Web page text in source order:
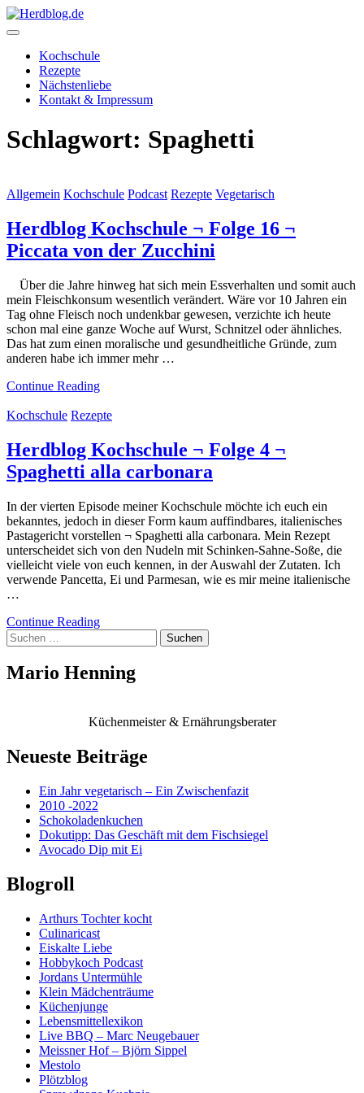
Skip
to
Herdblog.de
Kochschule
Rezepte
Nächstenliebe
Kontakt & Impressum
Schlagwort: Spaghetti
Allgemein Kochschule Podcast Rezepte Vegetarisch
Herdblog Kochschule ¬ Folge 16 ¬
Piccata von der Zucchini
Über die Jahre hinweg hat sich mein Essverhalten und somit auch
mein Fleischkonsum wesentlich verändert. Wäre vor 10 Jahren ein
Tag ohne Fleisch noch undenkbar gewesen, verzichte ich heute
schon mal eine ganze Woche auf Wurst, Schnitzel oder ähnliches.
Das hat zum einen moralische und gesundheitliche Gründe, zum
anderen habe ich immer mehr …
Continue Reading
Kochschule Rezepte
Herdblog Kochschule ¬ Folge 4 ¬
Spaghetti alla carbonara
In der vierten Episode meiner Kochschule möchte ich euch ein
bekanntes, jedoch in dieser Form kaum auffindbares, italienisches
Pastagericht vorstellen ¬ Spaghetti alla carbonara. Mein Rezept
unterscheidet sich von den Nudeln mit Schinken-Sahne-Soße, die
vielleicht viele von euch kennen, in der Auswahl der Zutaten. Ich
verwende Pancetta, Ei und Parmesan, wie es mir meine italienische
…
Continue Reading
Suchen
nach:
Mario Henning
Küchenmeister & Ernährungsberater
Neueste Beiträge
Ein Jahr vegetarisch – Ein Zwischenfazit
2010 -2022
Schokoladenkuchen
Dokutipp: Das Geschäft mit dem Fischsiegel
Avocado Dip mit Ei
Blogroll
Arthurs Tochter kocht
Culinaricast
Eiskalte Liebe
Hobbykoch Podcast
Jordans Untermühle
Klein Mädchenträume
Küchenjunge
Lebensmittellexikon
Live BBQ – Marc Neugebauer
Meissner Hof – Björn Sippel
Mestolo
Plötzblog